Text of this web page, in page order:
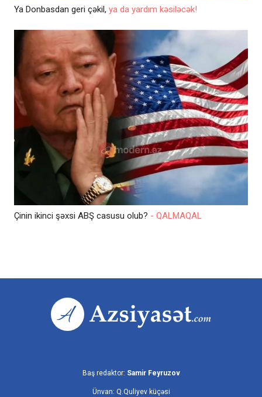
Ya Donbasdan geri çəkil, ya da yardım kəsiləcək!
Çinin ikinci şəxsi ABŞ casusu olub? - QALMAQAL
Baş redaktor: Samir Feyruzov
Ünvan: Q.Quliyev küçəsi